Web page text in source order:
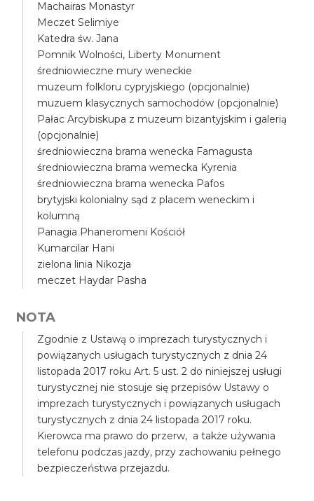
Machairas Monastyr
Meczet Selimiye
Katedra św. Jana
Pomnik Wolności, Liberty Monument
średniowieczne mury weneckie
muzeum folkloru cypryjskiego (opcjonalnie)
muzuem klasycznych samochodów (opcjonalnie)
Pałac Arcybiskupa z muzeum bizantyjskim i galerią
(opcjonalnie)
średniowieczna brama wenecka Famagusta
średniowieczna brama wemecka Kyrenia
średniowieczna brama wenecka Pafos
brytyjski kolonialny sąd z placem weneckim i
kolumną
Panagia Phaneromeni Kościół
Kumarcilar Hani
zielona linia Nikozja
meczet Haydar Pasha
NOTA
Zgodnie z Ustawą o imprezach turystycznych i
powiązanych usługach turystycznych z dnia 24
listopada 2017 roku Art. 5 ust. 2 do niniejszej usługi
turystycznej nie stosuje się przepisów Ustawy o
imprezach turystycznych i powiązanych usługach
turystycznych z dnia 24 listopada 2017 roku.
Kierowca ma prawo do przerw, a także używania
telefonu podczas jazdy, przy zachowaniu pełnego
bezpieczeństwa przejazdu.